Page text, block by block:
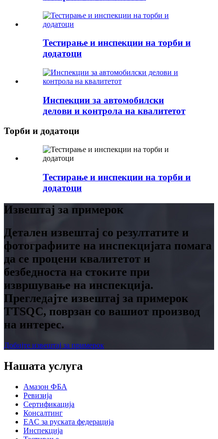
Тестирање и инспекции на торби и
додатоци
Инспекции за автомобилски
делови и контрола на квалитетот
Торби и додатоци
Тестирање и инспекции на торби и
додатоци
Извештај за примерок
Детален извештај со резултатите и
фотографиите на инспекцијата помага
да се процени квалитетот и
безбедноста на стоките при
извршување на инспекција.
Прегледајте извештај за примерок
TTSQC, поврзан со вашиот производ
на интерес.
Добијте извештај за примерок
Нашата услуга
Амазон ФБА
Ревизија
Сертификација
Консалтинг
EAC за руската федерација
Инспекција